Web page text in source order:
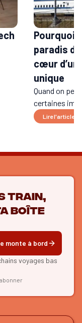
Pourquoi
paradis
cœur
unique
Quand on
certaines
Lire l'article
train,
boîte
monte à bord
voyages bas